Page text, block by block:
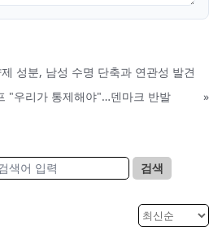
성분, 남성 수명 단축과 연관성 발견
"우리가 통제해야"…덴마크 반발
»
검색